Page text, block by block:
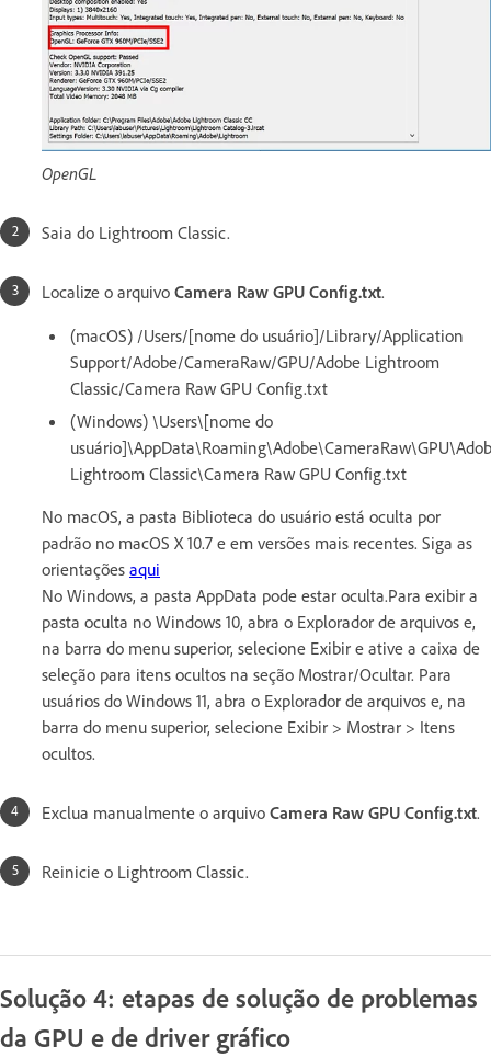
OpenGL
Saia do Lightroom Classic.
Localize o arquivo Camera Raw GPU Config.txt.
(macOS) /Users/[nome do usuário]/Library/Application
Support/Adobe/CameraRaw/GPU/Adobe Lightroom
Classic/Camera Raw GPU Config.txt
(Windows) \Users\[nome do
Lightroom Classic\Camera Raw GPU Config.txt
No macOS, a pasta Biblioteca do usuário está oculta por
padrão no macOS X 10.7 e em versões mais recentes. Siga as
orientações aqui
No Windows, a pasta AppData pode estar oculta.Para exibir a
pasta oculta no Windows 10, abra o Explorador de arquivos e,
na barra do menu superior, selecione Exibir e ative a caixa de
seleção para itens ocultos na seção Mostrar/Ocultar. Para
usuários do Windows 11, abra o Explorador de arquivos e, na
barra do menu superior, selecione Exibir > Mostrar > Itens
ocultos.
Exclua manualmente o arquivo Camera Raw GPU Config.txt.
Reinicie o Lightroom Classic.
Solução 4: etapas de solução de problemas
da GPU e de driver gráfico